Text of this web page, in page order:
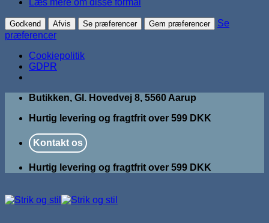
Læs mere om disse formål
Godkend Afvis Se præferencer Gem præferencer
Se
præferencer
Cookiepolitik
GDPR
Fortsæt
indhold
Butikken, Gl. Hovedvej 8, 5560 Aarup
Hurtig levering og fragtfrit over 599 DKK
Kontakt os
Hurtig levering og fragtfrit over 599 DKK